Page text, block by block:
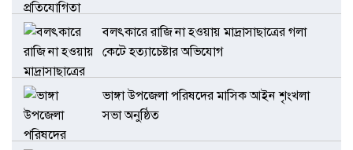
বলৎকারে রাজি না হওয়ায় মাদ্রাসাছাত্রের গলা
কেটে হত্যাচেষ্টার অভিযোগ
ভাঙ্গা উপজেলা পরিষদের মাসিক আইন শৃংখলা
সভা অনুষ্ঠিত